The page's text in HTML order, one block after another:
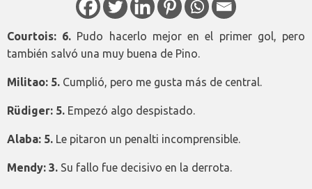
Courtois: 6. Pudo hacerlo mejor en el primer gol, pero
también salvó una muy buena de Pino.
Militao: 5. Cumplió, pero me gusta más de central.
Rüdiger: 5. Empezó algo despistado.
Alaba: 5. Le pitaron un penalti incomprensible.
Mendy: 3. Su fallo fue decisivo en la derrota.